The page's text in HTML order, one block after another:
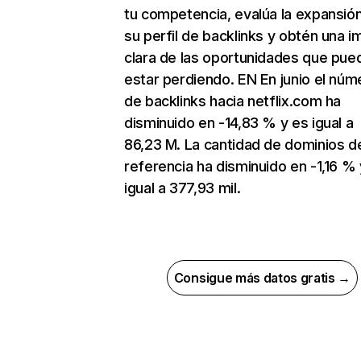
tu competencia, evalúa la
su perfil de backlinks y obtén una
clara de las oportunidades que
estar perdiendo. EN En junio el
de backlinks hacia netflix.com ha
disminuido en -14,83 % y es igual a
86,23 M. La cantidad de dominios
referencia ha disminuido en -1,16 %
igual a 377,93 mil.
Consigue más datos gratis →